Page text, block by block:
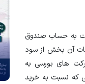
در سال ۱۴۰۰ به عنوان آورده دولت به حساب صندوق
آن بخش از سود
های بورسی به
مبلغ خرید شرکت هایی که نسبت به خرید